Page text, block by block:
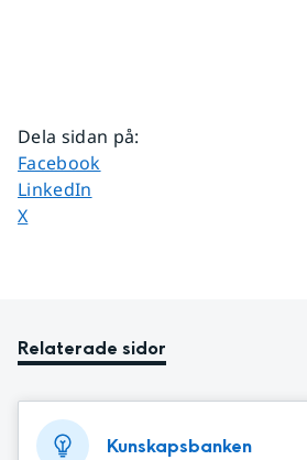
Dela sidan på:
Dela sidan på
Facebook
Dela sidan på
LinkedIn
Dela sidan på
X
Relaterade sidor
Kunskapsbanken